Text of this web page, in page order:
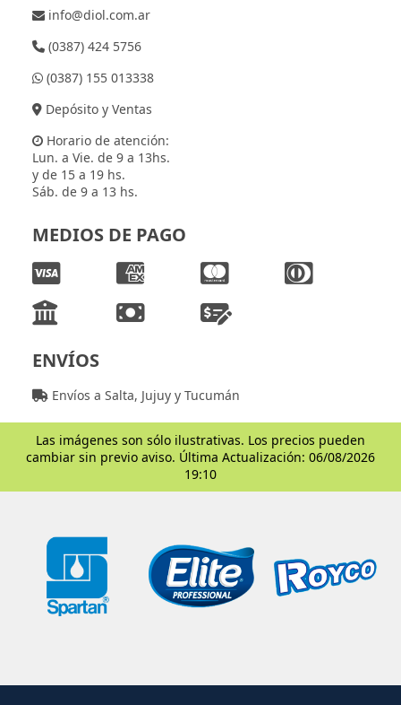
info@diol.com.ar
(0387) 424 5756
(0387) 155 013338
Depósito y Ventas
Horario de atención:
Lun. a Vie. de 9 a 13hs.
y de 15 a 19 hs.
Sáb. de 9 a 13 hs.
MEDIOS DE PAGO
ENVÍOS
Envíos a Salta, Jujuy y Tucumán
Las imágenes son sólo ilustrativas. Los precios pueden
cambiar sin previo aviso. Última Actualización: 06/08/2026
19:10